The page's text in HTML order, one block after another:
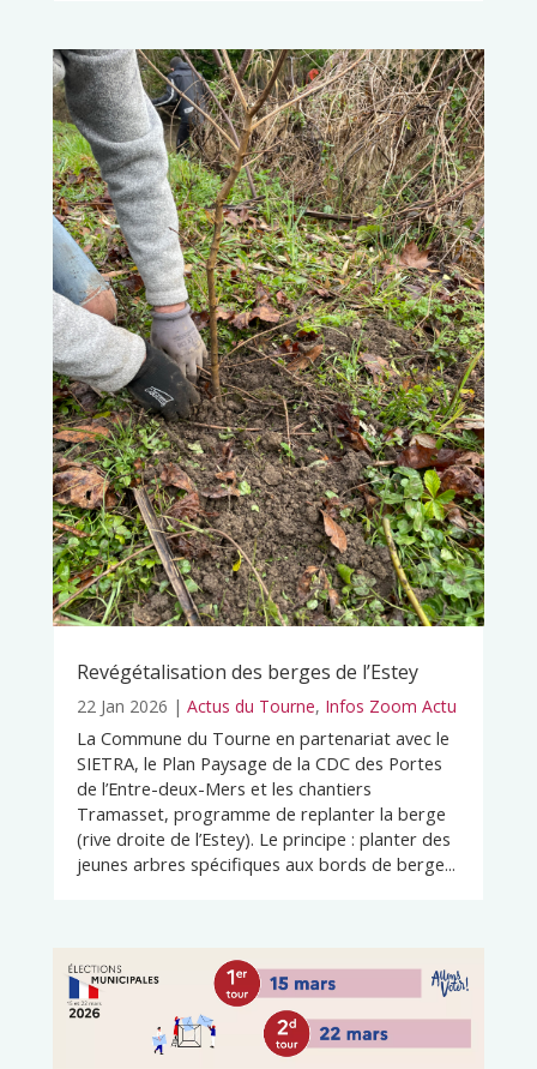
Revégétalisation des berges de l’Estey
22 Jan 2026 | Actus du Tourne, Infos Zoom Actu
La Commune du Tourne en partenariat avec le
SIETRA, le Plan Paysage de la CDC des Portes
de l’Entre-deux-Mers et les chantiers
Tramasset, programme de replanter la berge
(rive droite de l’Estey). Le principe : planter des
jeunes arbres spécifiques aux bords de berge...